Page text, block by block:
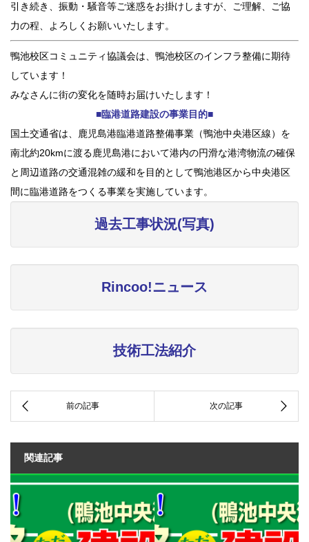
引き続き、振動・騒音等ご迷惑をお掛けしますが、ご理解、ご協
力の程、よろしくお願いいたします。
鴨池校区コミュニティ協議会は、鴨池校区のインフラ整備に期待
しています！
みなさんに街の変化を随時お届けいたします！
■臨港道路建設の事業目的■
国土交通省は、鹿児島港臨港道路整備事業（鴨池中央港区線）を
南北約20kmに渡る鹿児島港において港内の円滑な港湾物流の確保
と周辺道路の交通混雑の緩和を目的として鴨池港区から中央港区
間に臨港道路をつくる事業を実施しています。
過去工事状況(写真)
Rincoo!ニュース
技術工法紹介
関連記事